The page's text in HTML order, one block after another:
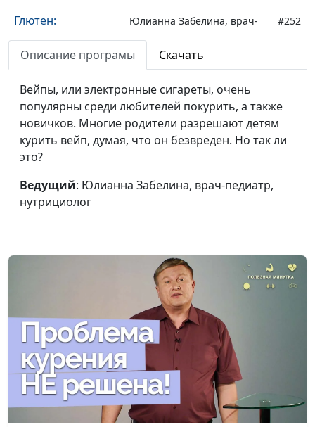
Глютен:
отказаться или
нет?
Юлианна Забелина, врач-
педиатр, нутрициолог
#252
Основная
причина язвы
желудка
педиатр, нутрициолог
Изжога: лечить
или терпеть?
Юлианна Забелина, врач-
#250
Рак кишечника:
профилактика
Юлианна Забелина, врач-
Энтеробиоз:
Юлианна Забелина, врач-
педиатр, нутрициолог
#248
Приступ
эпилепсии
(судороги): как
помочь человеку?
Юлианна Забелина, врач-
педиатр, нутрициолог
Что делать, если
Юлианна Забелина, врач-
#246
Описание програмы Скачать
Вейпы, или электронные сигареты, очень
популярны среди любителей покурить, а также
новичков. Многие родители разрешают детям
курить вейп, думая, что он безвреден. Но так ли
это?
Ведущий: Юлианна Забелина, врач-педиатр,
нутрициолог